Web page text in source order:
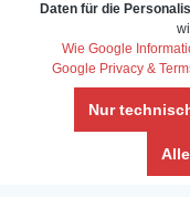
Daten für die
Wie Google
Google Privacy &
Nur